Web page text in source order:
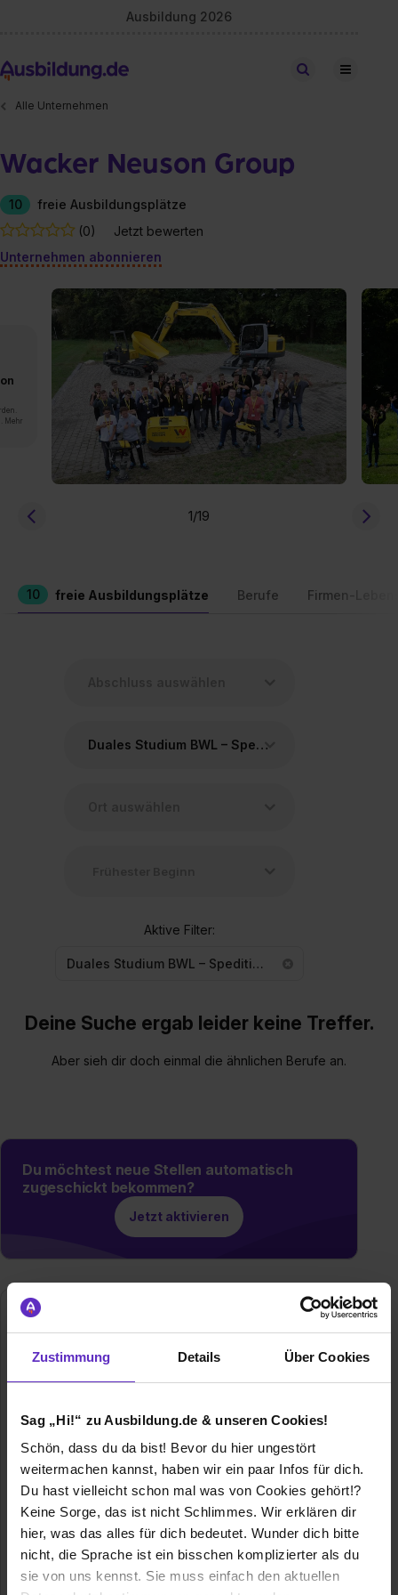
Zustimmung Details Über Cookies
Sag „Hi!“ zu Ausbildung.de & unseren Cookies!
Schön, dass du da bist! Bevor du hier ungestört
weitermachen kannst, haben wir ein paar Infos für dich.
Du hast vielleicht schon mal was von Cookies gehört!?
Keine Sorge, das ist nicht Schlimmes. Wir erklären dir
hier, was das alles für dich bedeutet. Wunder dich bitte
nicht, die Sprache ist ein bisschen komplizierter als du
sie von uns kennst. Sie muss einfach den aktuellen
Ausbildung 2026
Stellen finden
Alle Unternehmen
Wacker Neuson Group
10
freie Ausbildungsplätze
(0)
Jetzt bewerten
Unternehmen abonnieren
Mehr
1/19
10 freie Ausbildungsplätze Berufe Firmen-
Duales Studium BWL – Spedition, Transport und Logistik
Aktive Filter:
Duales Studium BWL – Spedition, Transport und Logistik
Deine Suche ergab leider keine Treffer.
Aber sieh dir doch einmal die ähnlichen Berufe an.
Du möchtest neue Stellen automatisch
zugeschickt bekommen?
Jetzt aktivieren
Wacker Neuson Group
Preußenstraße 41
80809 München
E-Mail anzeigen
Gründungsjahr 1848
Mitarbeiter rund 5.800 weltweit